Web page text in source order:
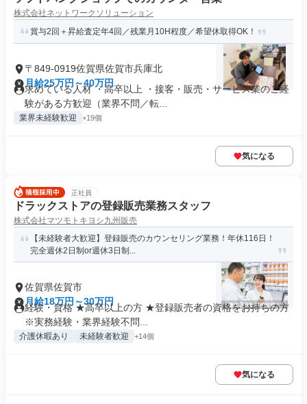
株式会社ネットワークソリューション
賞与2回＋昇給査定年4回／残業月10H程度／希望休取得OK！
〒849-0919佐賀県佐賀市兵庫北
月給25万円～40万円
求めている人材 ・高卒以上 ・接客・販売・サービス業のご経
験がある方歓迎（業界不問／転...
業界未経験歓迎 +19個
気になる
正社員
ドラックストアの登録販売業務スタッフ
株式会社マツモトキヨシ九州販売
【未経験者大歓迎】登録販売のカウンセリング業務！年休116日！
完全週休2日制or週休3日制...
佐賀県佐賀市
月給18万円～30万円
経験・資格 ★高卒以上の方 ★登録販売者の資格をお持ちの方
※実務経験・業界経験不問...
介護休暇あり 未経験者歓迎 +14個
気になる